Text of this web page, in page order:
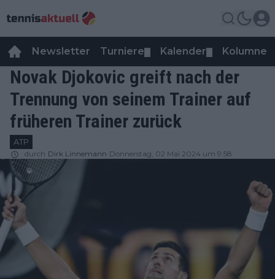
Newsletter Turniere Kalender Kolumnen
Novak Djokovic greift nach der
Trennung von seinem Trainer auf
früheren Trainer zurück
ATP
durch Dirk Linnemann Donnerstag, 02 Mai 2024 um 9:58